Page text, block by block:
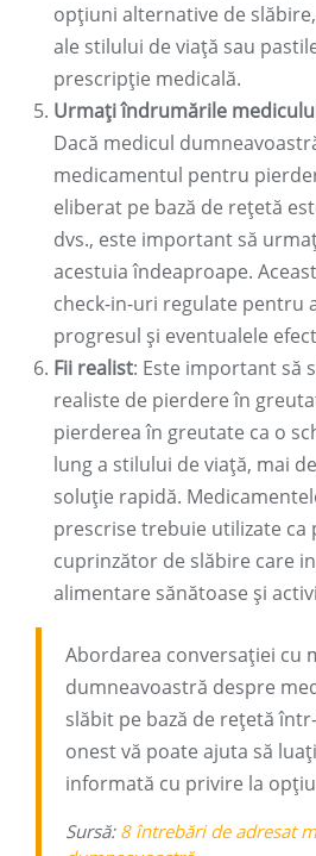
opțiuni alternative de
ale stilului de viață sau
prescripție medicală.
Urmați îndrumările
Dacă medicul
medicamentul pentru
eliberat pe bază de rețetă
dvs., este important să
acestuia îndeaproape.
check-in-uri regulate pentru
progresul și eventualele
Fii realist: Este important să
realiste de pierdere în
pierderea în greutate ca o
lung a stilului de viață, mai
soluție rapidă.
prescrise trebuie utilizate ca
cuprinzător de slăbire care
alimentare sănătoase și
Abordarea conversației cu
dumneavoastră despre
slăbit pe bază de rețetă
onest vă poate ajuta să
informată cu privire la
Sursă: 8 întrebări de adresat